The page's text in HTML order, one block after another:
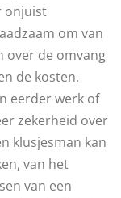
onjuist
om van
over de omvang
de kosten.
eerder werk of
zekerheid over
klusjesman kan
van het
van een